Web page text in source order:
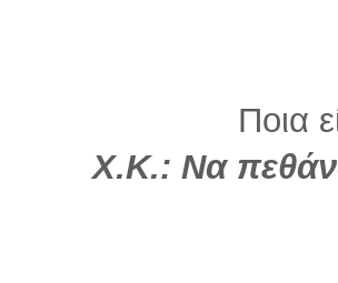
Ποια
Χ.Κ.: Να